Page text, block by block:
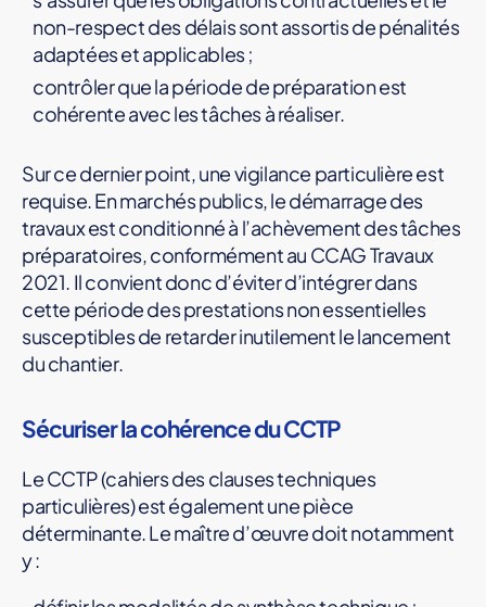
non-respect des délais sont assortis de pénalités
adaptées et applicables ;
contrôler que la période de préparation est
cohérente avec les tâches à réaliser.
Sur ce dernier point, une vigilance particulière est
requise. En marchés publics, le démarrage des
travaux est conditionné à l’achèvement des tâches
préparatoires, conformément au CCAG Travaux
2021. Il convient donc d’éviter d’intégrer dans
cette période des prestations non essentielles
susceptibles de retarder inutilement le lancement
du chantier.
Sécuriser la cohérence du CCTP
Le CCTP (cahiers des clauses techniques
particulières) est également une pièce
déterminante. Le maître d’œuvre doit notamment
y :